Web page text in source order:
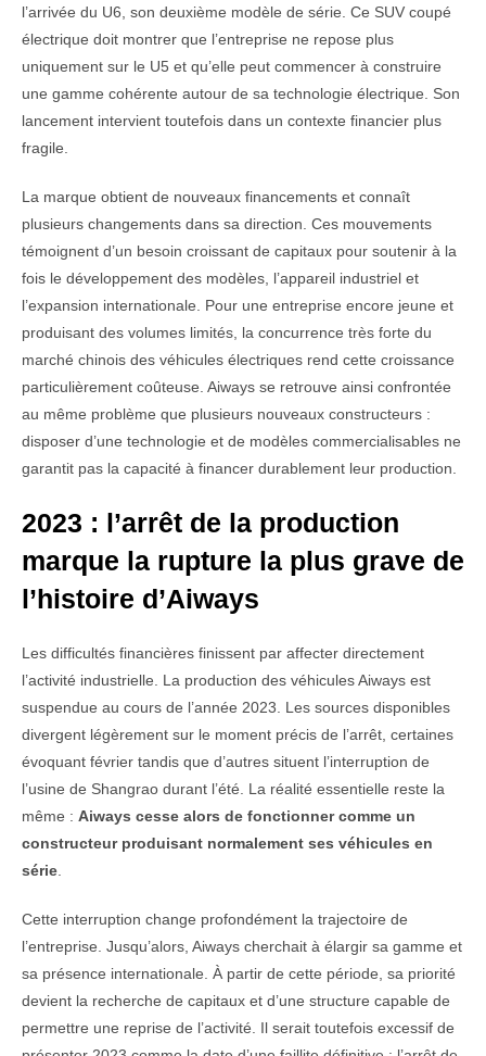
l’arrivée du U6, son deuxième modèle de série. Ce SUV coupé
électrique doit montrer que l’entreprise ne repose plus
uniquement sur le U5 et qu’elle peut commencer à construire
une gamme cohérente autour de sa technologie électrique. Son
lancement intervient toutefois dans un contexte financier plus
fragile.
La marque obtient de nouveaux financements et connaît
plusieurs changements dans sa direction. Ces mouvements
témoignent d’un besoin croissant de capitaux pour soutenir à la
fois le développement des modèles, l’appareil industriel et
l’expansion internationale. Pour une entreprise encore jeune et
produisant des volumes limités, la concurrence très forte du
marché chinois des véhicules électriques rend cette croissance
particulièrement coûteuse. Aiways se retrouve ainsi confrontée
au même problème que plusieurs nouveaux constructeurs :
disposer d’une technologie et de modèles commercialisables ne
garantit pas la capacité à financer durablement leur production.
2023 : l’arrêt de la production
marque la rupture la plus grave de
l’histoire d’Aiways
Les difficultés financières finissent par affecter directement
l’activité industrielle. La production des véhicules Aiways est
suspendue au cours de l’année 2023. Les sources disponibles
divergent légèrement sur le moment précis de l’arrêt, certaines
évoquant février tandis que d’autres situent l’interruption de
l’usine de Shangrao durant l’été. La réalité essentielle reste la
même : Aiways cesse alors de fonctionner comme un
constructeur produisant normalement ses véhicules en
série.
Cette interruption change profondément la trajectoire de
l’entreprise. Jusqu’alors, Aiways cherchait à élargir sa gamme et
sa présence internationale. À partir de cette période, sa priorité
devient la recherche de capitaux et d’une structure capable de
permettre une reprise de l’activité. Il serait toutefois excessif de